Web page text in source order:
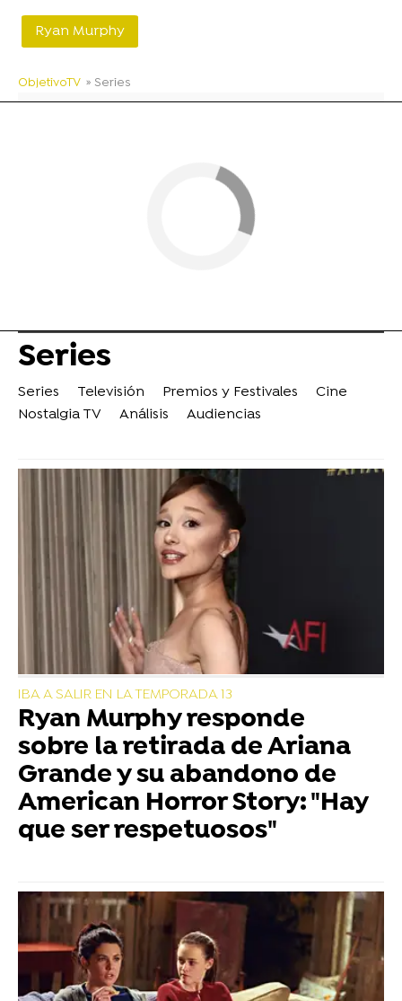
Ryan Murphy
ObjetivoTV » Series
Series
Series Televisión Premios y Festivales
Cine
Nostalgia TV
Análisis Audiencias
IBA A SALIR EN LA TEMPORADA 13
Ryan Murphy responde
sobre la retirada de Ariana
Grande y su abandono de
American Horror Story: "Hay
que ser respetuosos"